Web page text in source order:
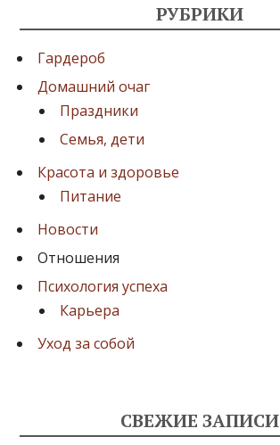
ц
и
я
п
с
е
й
РУБРИКИ
Гардероб
Домашний очаг
Праздники
Семья, дети
Красота и здоровье
Питание
Новости
Отношения
Психология успеха
Карьера
Уход за собой
СВЕЖИЕ ЗАПИСИ